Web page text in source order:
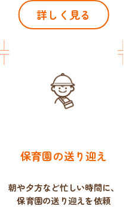
詳しく見る
保育園の送り迎え
朝や夕方など忙しい時間に、
保育園の送り迎えを依頼